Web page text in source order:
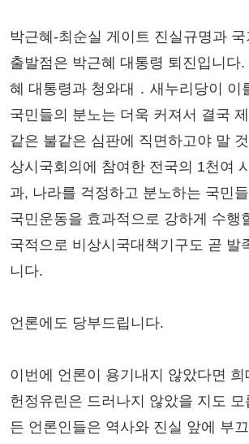
박근혜-최순실 게이트 진실규명과
출발점은 박근혜 대통령 퇴진입니다
혜 대통령과 청와대 ․ 새누리당이 이
국민들의 분노는 더욱 커져서 결국
같은 불같은 심판에 직면하고야 말
상시국회의에 참여한 전국의 1천여
과, 나라를 걱정하고 분노하는 국민
국민운동을 효과적으로 강하게 수행
국적으로 비상시국대책기구도 곧 발
니다.
언론에도 당부드립니다.
이번에 언론이 용기내지 않았다면
헌정유린은 드러나지 않았을 지도
든 언론인들은 역사와 진실 앞에 부